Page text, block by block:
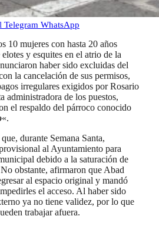
Telegram WhatsApp
10 mujeres con hasta 20 años
y esquites en el atrio de la
haber sido excluidas del
la cancelación de sus permisos,
irregulares exigidos por Rosario
administradora de los puestos,
el respaldo del párroco conocido
«.
durante Semana Santa,
al Ayuntamiento para
debido a la saturación de
obstante, afirmaron que Abad
al espacio original y mandó
el acceso. Al haber sido
ya no tiene validez, por lo que
trabajar afuera.